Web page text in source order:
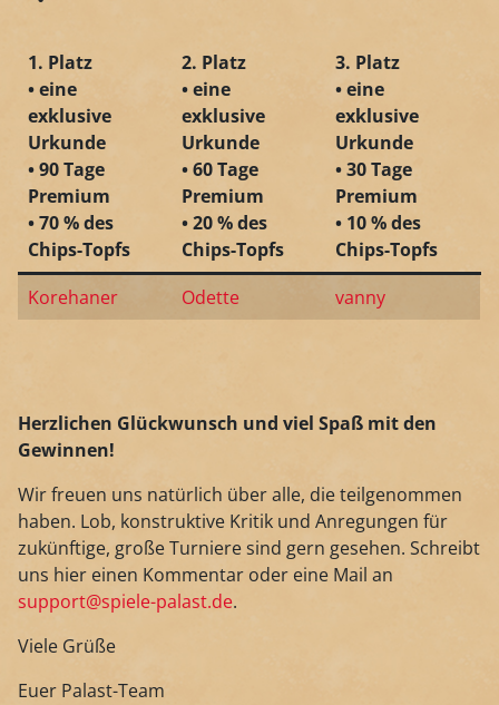
1. Platz
• eine
exklusive
Urkunde
• 90 Tage
Premium
• 70 % des
Chips-Topfs
2. Platz
• eine
exklusive
Urkunde
• 60 Tage
Premium
• 20 % des
Chips-Topfs
3. Platz
• eine
exklusive
Urkunde
• 30 Tage
Premium
• 10 % des
Chips-Topfs
Korehaner
Odette vanny
Herzlichen Glückwunsch und viel Spaß mit den
Gewinnen!
Wir freuen uns natürlich über alle, die teilgenommen
haben. Lob, konstruktive Kritik und Anregungen für
zukünftige, große Turniere sind gern gesehen. Schreibt
uns hier einen Kommentar oder eine Mail an
support@spiele-palast.de.
Viele Grüße
Euer Palast-Team